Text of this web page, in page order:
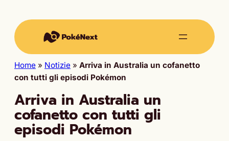
Home » Notizie » Arriva in Australia un cofanetto
con tutti gli episodi Pokémon
Arriva in Australia un
cofanetto con tutti gli
episodi Pokémon